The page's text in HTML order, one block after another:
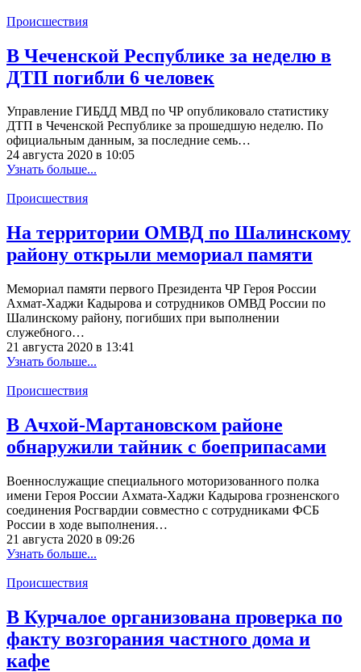
Происшествия
В Чеченской Республике за неделю в
ДТП погибли 6 человек
Управление ГИБДД МВД по ЧР опубликовало статистику
ДТП в Чеченской Республике за прошедшую неделю. По
официальным данным, за последние семь…
24 августа 2020 в 10:05
Узнать больше...
Происшествия
На территории ОМВД по Шалинскому
району открыли мемориал памяти
Мемориал памяти первого Президента ЧР Героя России
Ахмат-Хаджи Кадырова и сотрудников ОМВД России по
Шалинскому району, погибших при выполнении
служебного…
21 августа 2020 в 13:41
Узнать больше...
Происшествия
В Ачхой-Мартановском районе
обнаружили тайник с боеприпасами
Военнослужащие специального моторизованного полка
имени Героя России Ахмата-Хаджи Кадырова грозненского
соединения Росгвардии совместно с сотрудниками ФСБ
России в ходе выполнения…
21 августа 2020 в 09:26
Узнать больше...
Происшествия
В Курчалое организована проверка по
факту возгорания частного дома и
кафе